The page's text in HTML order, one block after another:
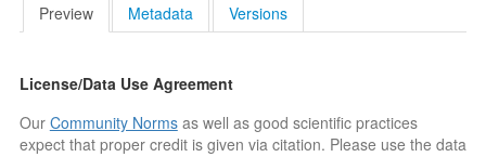
Preview Metadata Versions
License/Data Use Agreement
Our Community Normsas well as good scientific practices
expect that proper credit is given via citation. Please use the data